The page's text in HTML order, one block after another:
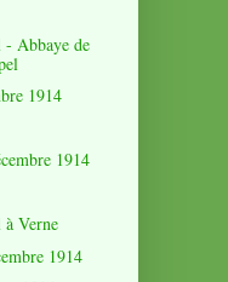
- Abbaye de
1914
1914
Verne
1914